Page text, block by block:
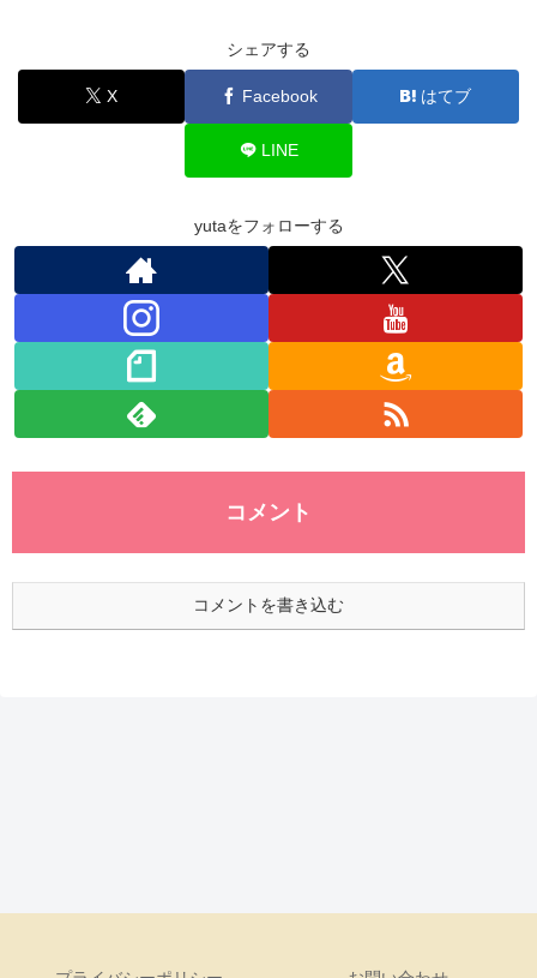
e
b
er
e
dI
at
s
A
p
p
ck
et
シェアする
X Facebook はてブ
LINE
yutaをフォローする
コメント
コメントを書き込む